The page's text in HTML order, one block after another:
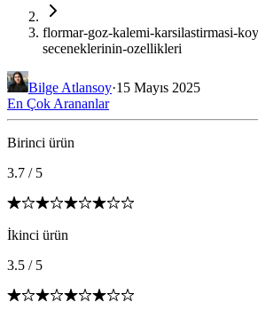
flormar-goz-kalemi-karsilastirmasi-
seceneklerinin-ozellikleri
Bilge Atlansoy·15 Mayıs 2025
En Çok Arananlar
Birinci ürün
3.7 / 5
İkinci ürün
3.5 / 5